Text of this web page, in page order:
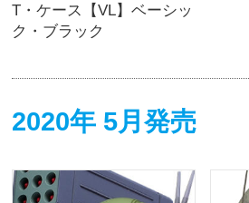
T・ケース【VL】ベーシッ
ク・ブラック
2020年 5月発売